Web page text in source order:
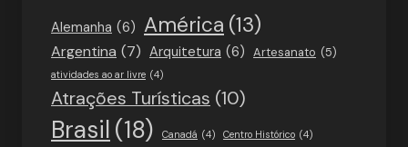
Alemanha (6) América (13)
Argentina (7) Arquitetura (6) Artesanato (5)
atividades ao ar livre (4)
Atrações Turísticas (10)
Brasil (18) Canadá (4) Centro Histórico (4)